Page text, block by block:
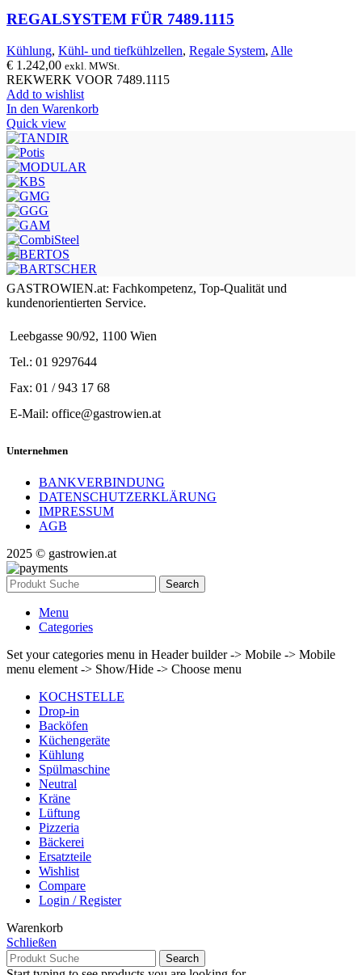
REGALSYSTEM FÜR 7489.1115
Kühlung, Kühl- und tiefkühlzellen, Regale System, Alle
€ 1.242,00 exkl. MWSt.
REKWERK VOOR 7489.1115
Add to wishlist
In den Warenkorb
Quick view
GASTROWIEN.at: Fachkompetenz, Top-Qualität und
kundenorientierten Service.
Leebgasse 90/92, 1100 Wien
Tel.: 01 9297644
Fax: 01 / 943 17 68
E-Mail: office@gastrowien.at
Unternehmen
BANKVERBINDUNG
DATENSCHUTZERKLÄRUNG
IMPRESSUM
AGB
2025 © gastrowien.at
Search
Menu
Categories
Set your categories menu in Header builder -> Mobile -> Mobile
menu element -> Show/Hide -> Choose menu
KOCHSTELLE
Drop-in
Backöfen
Küchengeräte
Kühlung
Spülmaschine
Neutral
Kräne
Lüftung
Pizzeria
Bäckerei
Ersatzteile
Wishlist
Compare
Login / Register
Warenkorb
Schließen
Search